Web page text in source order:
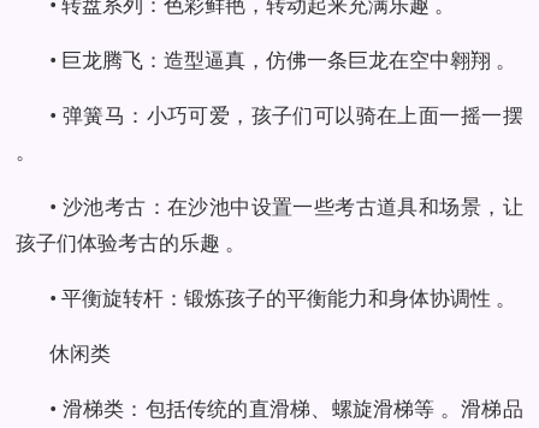
• 巨龙腾飞：造型逼真，仿佛一条巨龙在空中翱翔 。
• 弹簧马：小巧可爱，孩子们可以骑在上面一摇一摆
。
• 沙池考古：在沙池中设置一些考古道具和场景，让
孩子们体验考古的乐趣 。
• 平衡旋转杆：锻炼孩子的平衡能力和身体协调性 。
休闲类
• 滑梯类：包括传统的直滑梯、螺旋滑梯等 。滑梯品